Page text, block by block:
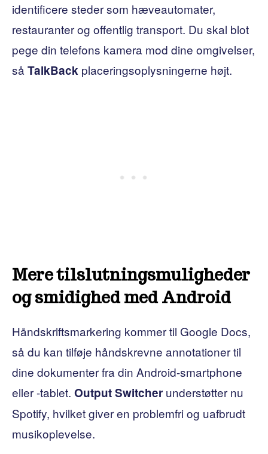
identificere steder som hæveautomater,
restauranter og offentlig transport. Du skal blot
pege din telefons kamera mod dine omgivelser,
så TalkBack placeringsoplysningerne højt.
Mere tilslutningsmuligheder
og smidighed med Android
Håndskriftsmarkering kommer til Google Docs,
så du kan tilføje håndskrevne annotationer til
dine dokumenter fra din Android-smartphone
eller -tablet. Output Switcher understøtter nu
Spotify, hvilket giver en problemfri og uafbrudt
musikoplevelse.